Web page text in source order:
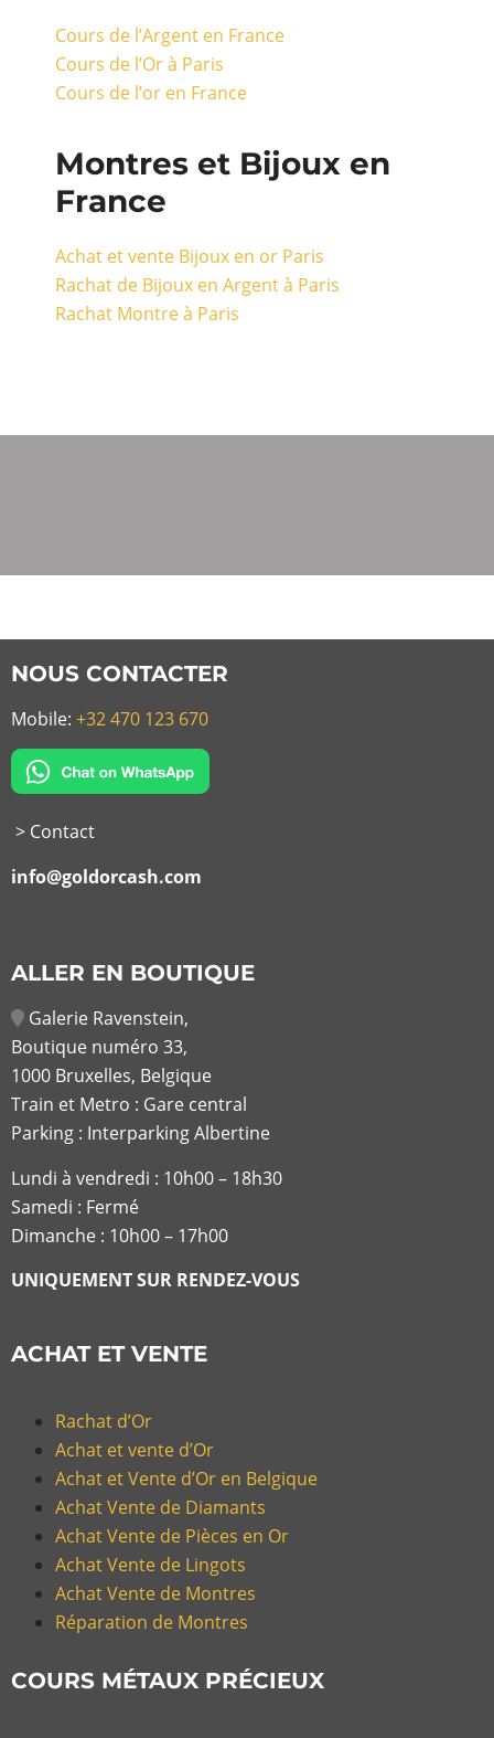
Cours de l’Argent en France
Cours de l’Or à Paris
Cours de l’or en France
Montres et Bijoux en
France
Achat et vente Bijoux en or Paris
Rachat de Bijoux en Argent à Paris
Rachat Montre à Paris
NOUS CONTACTER
Mobile: +32 470 123 670
> Contact
info@goldorcash.com
ALLER EN BOUTIQUE
Galerie Ravenstein,
Boutique numéro 33,
1000 Bruxelles, Belgique
Train et Metro : Gare central
Parking : Interparking Albertine
Lundi à vendredi : 10h00 – 18h30
Samedi : Fermé
Dimanche : 10h00 – 17h00
UNIQUEMENT SUR RENDEZ-VOUS
ACHAT ET VENTE
Rachat d’Or
Achat et vente d’Or
Achat et Vente d’Or en Belgique
Achat Vente de Diamants
Achat Vente de Pièces en Or
Achat Vente de Lingots
Achat Vente de Montres
Réparation de Montres
COURS MÉTAUX PRÉCIEUX